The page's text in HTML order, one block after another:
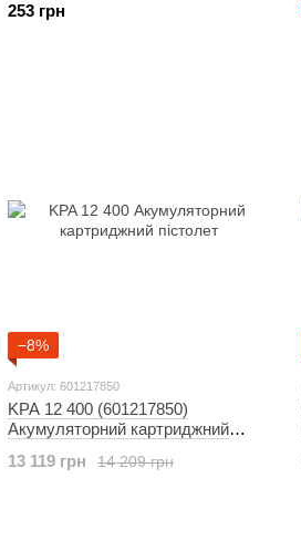
253 грн
−8%
Артикул: 601217850
KPA 12 400 (601217850)
Акумуляторний картриджний
14 209 грн
13 119 грн